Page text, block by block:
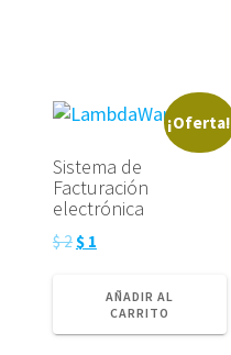
¡Oferta!
Sistema de
Facturación
electrónica
$2 El
original
$ 2.
$1El
actual
es:
$ 1.
AÑADIR AL
CARRITO